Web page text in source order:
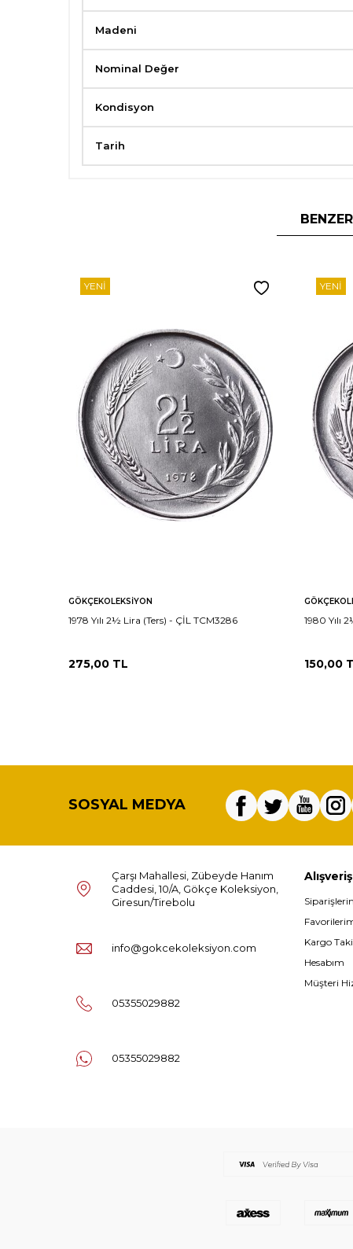
Madeni
Nominal Değer
Kondisyon
Tarih
YENI
GÖKÇEKOLEKSIYON
1978 Yılı 2½ Lira (Ters) - ÇİL TCM3286
275,00 TL
YENI
1980 Yılı
150,00
SOSYAL MEDYA
Çarşı Mahallesi, Zübeyde Hanım
Caddesi, 10/A, Gökçe Koleksiyon,
Giresun/Tirebolu
info@gokcekoleksiyon.com
05355029882
05355029882
Kargo
Hesabım
Müşteri